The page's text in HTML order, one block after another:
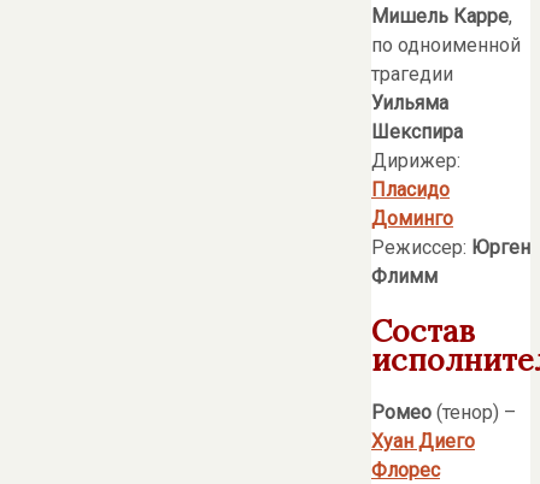
Мишель Карре,
по одноименной
трагедии
Уильяма
Шекспира
Дирижер:
Пласидо
Доминго
Режиссер: Юрген
Флимм
Состав
Ромео (тенор) –
Хуан Диего
Флорес